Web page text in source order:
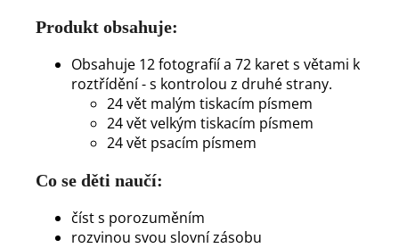
Produkt obsahuje:
Obsahuje 12 fotografií a 72 karet s větami k
roztřídění - s kontrolou z druhé strany.
24 vět malým tiskacím písmem
24 vět velkým tiskacím písmem
24 vět psacím písmem
Co se děti naučí:
číst s porozuměním
rozvinou svou slovní zásobu